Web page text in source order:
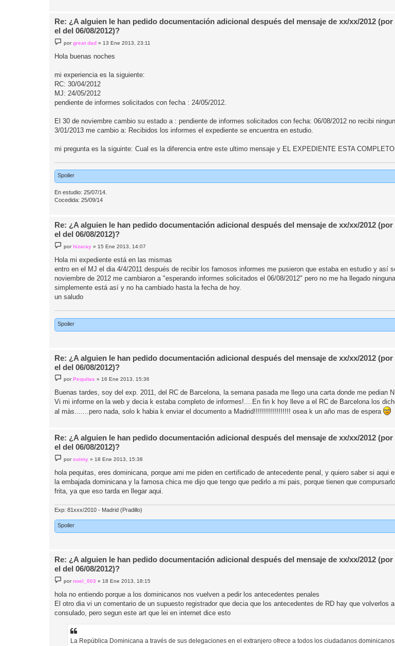
Re: ¿A alguien le han pedido documentación adicional después del mensaje de xx/xx/2012 (por
el del 06/08/2012)?
e
n
s
e
porgreat dad » 13 Ene 2013, 23:11
Hola buenas noches
mi experiencia es la siguiente:
RC: 30/04/2012
MJ: 24/05/2012
pendiente de informes solicitados con fecha : 24/05/2012.
El 30 de noviembre cambio su estado a : pendiente de informes solicitados con fecha: 06/08/2012 no recibi
3/01/2013 me cambio a: Recibidos los informes el expediente se encuentra en estudio.
mi pregunta es la siguinte: Cual es la diferencia entre este ultimo mensaje y EL EXPEDIENTE ESTA
Spoiler
En estudio: 25/07/14.
Cocedida: 25/09/14
Re: ¿A alguien le han pedido documentación adicional después del mensaje de xx/xx/2012
el del 06/08/2012)?
e
n
s
a
e
porhizaray » 15 Ene 2013, 14:07
Hola mi expediente está en las mismas
entro en el MJ el dia 4/4/2011 después de recibir los famosos informes me pusieron que estaba en estudio y así
noviembre de 2012 me cambiaron a "esperando informes solicitados el 06/08/2012" pero no me ha llegado
simplemente está así y no ha cambiado hasta la fecha de hoy.
un saludo
Spoiler
Re: ¿A alguien le han pedido documentación adicional después del mensaje de xx/xx/2012 (por
el del 06/08/2012)?
e
s
a
e
porPequitas » 16 Ene 2013, 15:36
Buenas tardes, soy del exp. 2011, del RC de Barcelona, la semana pasada me llego una carta donde me pedian
Vi mi informe en la web y decia k estaba completo de informes!....En fin k hoy lleve a el RC de Barcelona los
al màs.......pero nada, solo k habia k enviar el documento a Madrid!!!!!!!!!!!!!!!!!! osea k un año mas de espera
Re: ¿A alguien le han pedido documentación adicional después del mensaje de xx/xx/2012 (por
el del 06/08/2012)?
e
n
s
a
e
porsoimy » 18 Ene 2013, 15:38
hola pequitas, eres dominicana, porque ami me piden en certificado de antecedente penal, y quiero saber si aqui
la embajada dominicana y la famosa chica me dijo que tengo que pedirlo a mi pais, porque tienen que
frita, ya que eso tarda en llegar aqui.
Exp: 81xxx/2010 - Madrid (Pradillo)
Spoiler
Re: ¿A alguien le han pedido documentación adicional después del mensaje de xx/xx/2012 (por
el del 06/08/2012)?
e
n
s
a
e
pornoel_003 » 18 Ene 2013, 18:15
hola no entiendo porque a los dominicanos nos vuelven a pedir los antecedentes penales
El otro dia vi un comentario de un supuesto registrador que decia que los antecedentes de RD hay que volverlos
consulado, pero segun este art que lei en internet dice esto
La República Dominicana a través de sus delegaciones en el extranjero ofrece a todos los ciudadanos